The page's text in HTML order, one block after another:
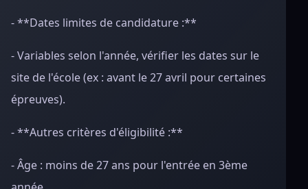
- **Dates limites de candidature :**
- Variables selon l'année, vérifier les dates sur le
site de l'école (ex : avant le 27 avril pour certaines
épreuves).
- **Autres critères d'éligibilité :**
- Âge : moins de 27 ans pour l'entrée en 3ème